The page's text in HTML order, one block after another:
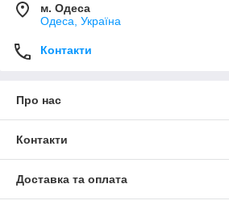
м. Одеса
Одеса, Україна
Контакти
Про нас
Контакти
Доставка та оплата